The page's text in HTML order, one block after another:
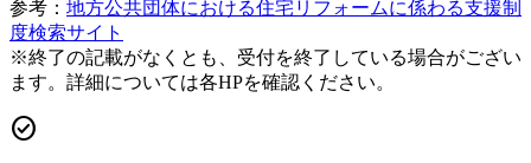
参考： 地方公共団体における住宅リフォームに係わる支援制
度検索サイト
※終了の記載がなくとも、受付を終了している場合がござい
ます。詳細については各HPを確認ください。
check_circle